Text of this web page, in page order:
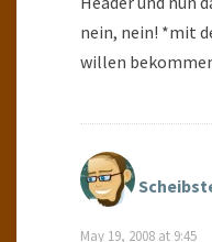
nein, nein! *mit
willen
May 19, 2008 at 9:45